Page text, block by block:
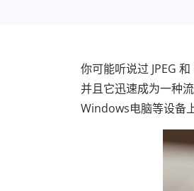
你可能听说过 JPEG
并且它迅速成为一种
Windows电脑等设备